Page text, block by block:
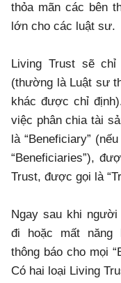
thỏa mãn các bên
lớn cho các luật sư.
Living Trust sẽ chỉ
(thường là Luật sư
khác được chỉ
việc phân chia tài
là “Beneficiary”
“Beneficiaries”),
Trust, được gọi là
Ngay sau khi người
đi hoặc mất năng
thông báo cho mọi
Có hai loại Living